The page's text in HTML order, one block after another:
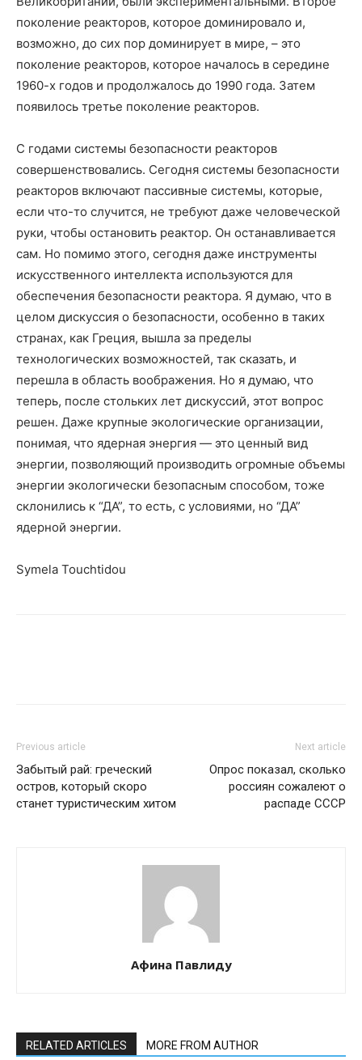
поколение реакторов, которое доминировало и,
возможно, до сих пор доминирует в мире, – это
поколение реакторов, которое началось в середине
1960-х годов и продолжалось до 1990 года. Затем
появилось третье поколение реакторов.
С годами системы безопасности реакторов
совершенствовались. Сегодня системы безопасности
реакторов включают пассивные системы, которые,
если что-то случится, не требуют даже человеческой
руки, чтобы остановить реактор. Он останавливается
сам. Но помимо этого, сегодня даже инструменты
искусственного интеллекта используются для
обеспечения безопасности реактора. Я думаю, что в
целом дискуссия о безопасности, особенно в таких
странах, как Греция, вышла за пределы
технологических возможностей, так сказать, и
перешла в область воображения. Но я думаю, что
теперь, после стольких лет дискуссий, этот вопрос
решен. Даже крупные экологические организации,
понимая, что ядерная энергия — это ценный вид
энергии, позволяющий производить огромные объемы
энергии экологически безопасным способом, тоже
склонились к “ДА”, то есть, с условиями, но “ДА”
ядерной энергии.
Symela Touchtidou
Previous article
Забытый рай: греческий
остров, который скоро
станет туристическим хитом
Next article
Опрос показал, сколько
россиян сожалеют о
распаде СССР
Афина Павлиду
RELATED ARTICLES MORE FROM AUTHOR